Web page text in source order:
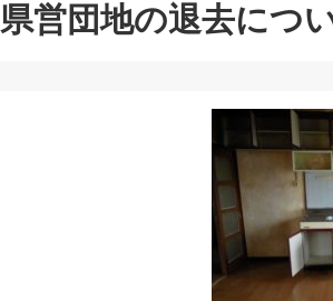
県営団地の退去につ